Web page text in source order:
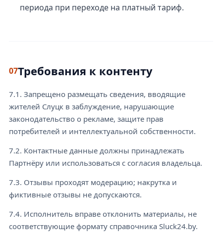
периода при переходе на платный тариф.
07Требования к контенту
7.1. Запрещено размещать сведения, вводящие
жителей Слуцк в заблуждение, нарушающие
законодательство о рекламе, защите прав
потребителей и интеллектуальной собственности.
7.2. Контактные данные должны принадлежать
Партнёру или использоваться с согласия владельца.
7.3. Отзывы проходят модерацию; накрутка и
фиктивные отзывы не допускаются.
7.4. Исполнитель вправе отклонить материалы, не
соответствующие формату справочника Sluck24.by.